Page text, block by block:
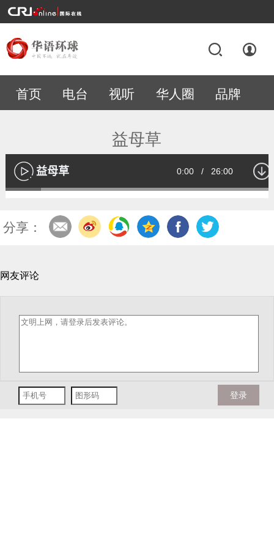
首页 电台 视听 华人圈 品牌
益母草
播
放
益母草 Current
0:00 / Duration
26:00
Loaded:
分享：
网友评论
登录